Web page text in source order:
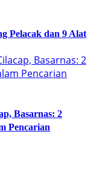
Pelacak dan 9 Alat
Basarnas: 2
Pencarian